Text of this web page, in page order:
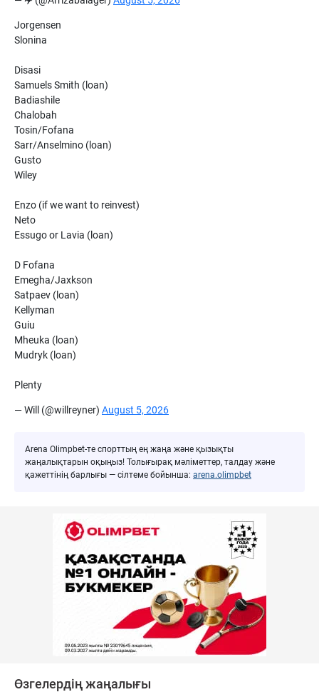
Jorgensen
Slonina
Disasi
Samuels Smith (loan)
Badiashile
Chalobah
Tosin/Fofana
Sarr/Anselmino (loan)
Gusto
Wiley
Enzo (if we want to reinvest)
Neto
Essugo or Lavia (loan)
D Fofana
Emegha/Jaxkson
Satpaev (loan)
Kellyman
Guiu
Mheuka (loan)
Mudryk (loan)
Plenty
— Will (@willreyner) August 5, 2026
Arena Olimpbet-те спорттың ең жаңа және қызықты
жаңалықтарын оқыңыз! Толығырақ мәліметтер, талдау және
қажеттінің барлығы — сілтеме бойынша: arena.olimpbet